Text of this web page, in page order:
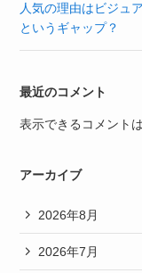
人気の理由はビジュ
というギャップ？
最近のコメント
表示できるコメント
アーカイブ
2026年8月
2026年7月